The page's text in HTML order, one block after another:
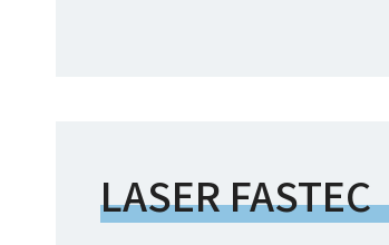
LASER